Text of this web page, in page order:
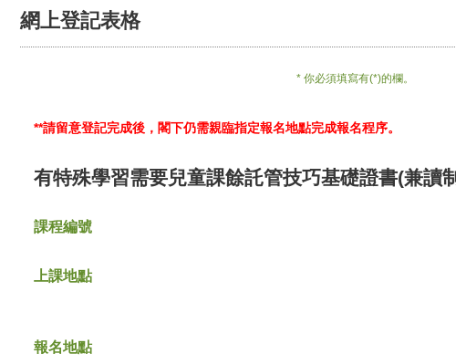
網上登記表格
* 你必須填寫有(*)的欄。
**請留意登記完成後，閣下仍需親臨指定報名地點完成報名程序。
有特殊學習需要兒童課餘託管技巧基礎證書(兼讀
課程編號
上課地點
報名地點